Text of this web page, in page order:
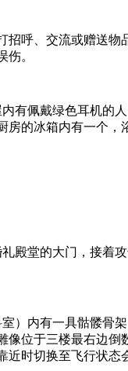
呼、交流或赠送物
。
有佩戴绿色耳机的
的冰箱内有一个，
殿堂的大门，接着
）内有一具骷髅骨
位于三楼最右边
时切换至飞行状态